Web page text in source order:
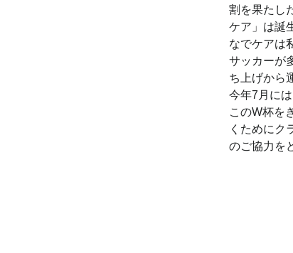
割を果たし
ケア」は誕
なでケアは
サッカーが
ち上げから
今年7月に
このW杯を
くためにク
のご協